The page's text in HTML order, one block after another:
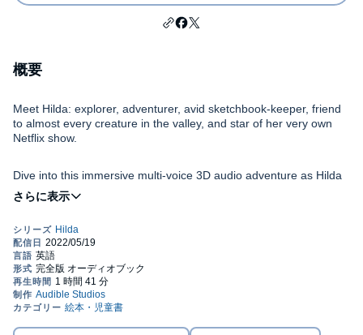
概要
Meet Hilda: explorer, adventurer, avid sketchbook-keeper, friend
to almost every creature in the valley, and star of her very own
Netflix show.
Dive into this immersive multi-voice 3D audio adventure as Hilda
encounters her very first troll, negotiates peace with some rather
pernickety elves, and reunites two lovelorn ancient giants.
Narrated by Carlyss Peer
With:
Bella Ramsey as Hilda